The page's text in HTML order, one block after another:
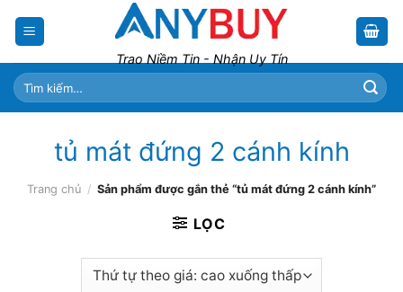
Trao Niềm Tin - Nhận Uy Tín
Tìm
kiếm:
tủ mát đứng 2 cánh kính
Trang chủ / Sản phẩm được gắn thẻ “tủ mát đứng 2 cánh kính”
LỌC